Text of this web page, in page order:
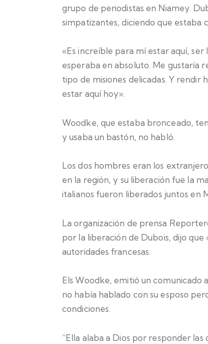
grupo de periodistas en Niamey.
simpatizantes, diciendo que estaba
«Es increíble para mí estar aquí,
esperaba en absoluto. Me gustaría
tipo de misiones delicadas. Y rendir
estar aquí hoy».
Woodke, que estaba bronceado,
y usaba un bastón, no habló.
Los dos hombres eran los
en la región, y su liberación fue la
italianos fueron liberados juntos en
La organización de prensa
por la liberación de Dubois, dijo que
autoridades francesas.
Els Woodke, emitió un comunicado
no había hablado con su esposo
condiciones.
“Ella alaba a Dios por responder